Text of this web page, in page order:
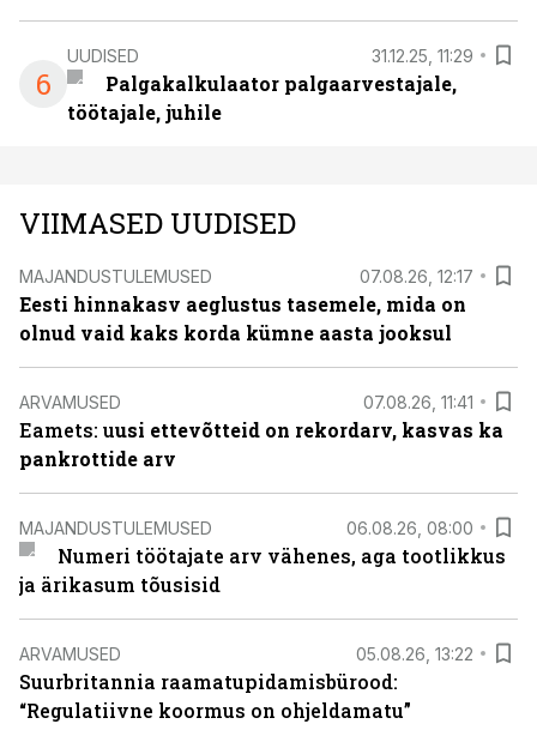
6
UUDISED 31.12.25, 11:29
Palgakalkulaator palgaarvestajale,
töötajale, juhile
VIIMASED UUDISED
MAJANDUSTULEMUSED 07.08.26, 12:17
Eesti hinnakasv aeglustus tasemele, mida on
olnud vaid kaks korda kümne aasta jooksul
ARVAMUSED 07.08.26, 11:41
Eamets: uusi ettevõtteid on rekordarv, kasvas ka
pankrottide arv
MAJANDUSTULEMUSED 06.08.26, 08:00
Numeri töötajate arv vähenes, aga tootlikkus
ja ärikasum tõusisid
ARVAMUSED 05.08.26, 13:22
Suurbritannia raamatupidamisbürood:
“Regulatiivne koormus on ohjeldamatu”